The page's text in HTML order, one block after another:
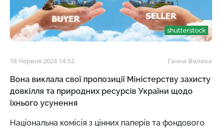
shutterstock
18 Червня 2024 14:52 Ганна Велика
Вона виклала свої пропозиції Міністерству захисту
довкілля та природних ресурсів України щодо
їхнього усунення
Національна комісія з цінних паперів та фондового